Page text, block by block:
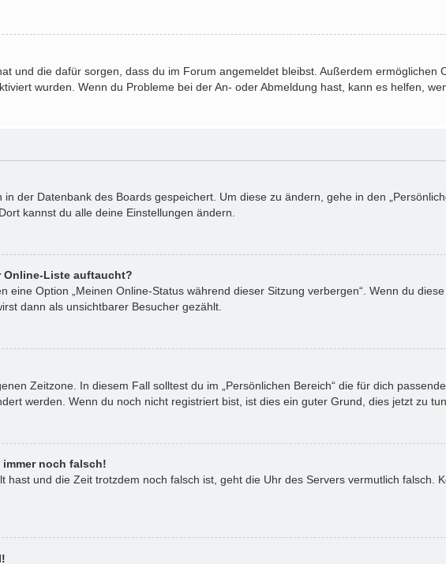
und die dafür sorgen, dass du im Forum angemeldet bleibst. Außerdem
wurden. Wenn du Probleme bei der An- oder Abmeldung hast, kann es helfen,
der Datenbank des Boards gespeichert. Um diese zu ändern, gehe in den
kannst du alle deine Einstellungen ändern.
Online-Liste auftaucht?
Option „Meinen Online-Status während dieser Sitzung verbergen“. Wenn du
dann als unsichtbarer Besucher gezählt.
Zeitzone. In diesem Fall solltest du im „Persönlichen Bereich“ die für dich
werden. Wenn du noch nicht registriert bist, ist dies ein guter Grund, dies jetzt zu tun.
noch falsch!
und die Zeit trotzdem noch falsch ist, geht die Uhr des Servers vermutlich falsch.